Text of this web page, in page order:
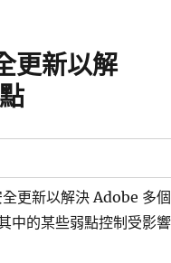
更新以解
更新以解決 Adobe 多
中的某些弱點控制受影